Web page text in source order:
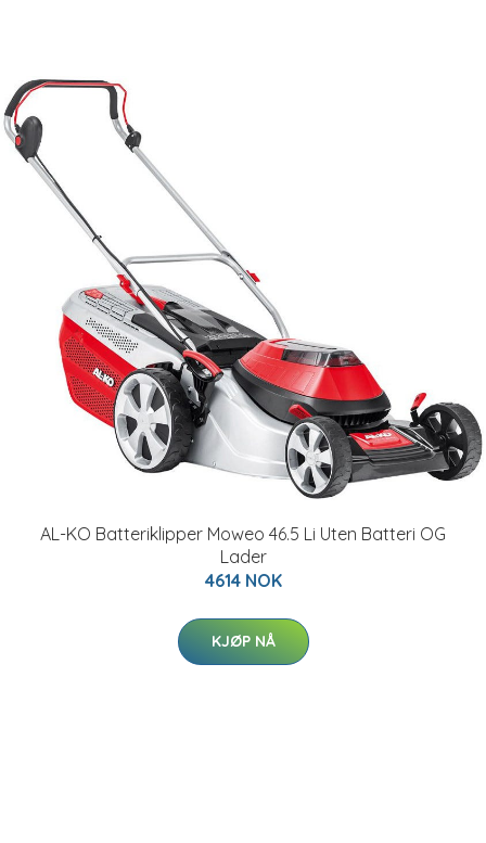
AL-KO Batteriklipper Moweo 46.5 Li Uten Batteri OG
Lader
4614 NOK
KJØP NÅ